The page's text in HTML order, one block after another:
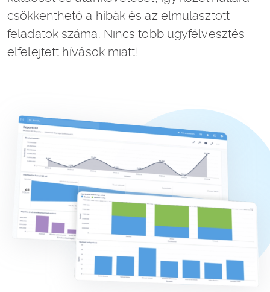
csökkenthető a hibák és az elmulasztott
feladatok száma. Nincs több ügyfélvesztés
elfelejtett hívások miatt!